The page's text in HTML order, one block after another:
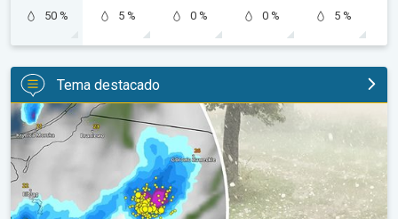
50 %
5 %
0 %
0 %
5 %
Tema destacado
Granizo gigante en Polonia. Tormentas severas. . .